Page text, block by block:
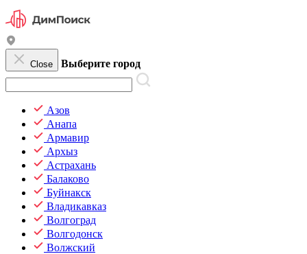
Close Выберите город
Азов
Анапа
Армавир
Архыз
Астрахань
Балаково
Буйнакск
Владикавказ
Волгоград
Волгодонск
Волжский